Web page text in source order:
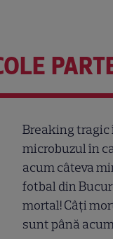
Breaking tragic
microbuzul în
acum câteva
fotbal din
mortal! Câți
sunt până